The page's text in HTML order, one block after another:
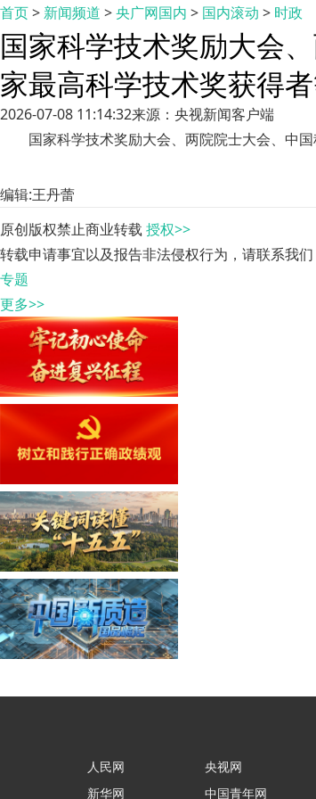
首页> 新闻频道 >央广网国内 > 国内滚动 > 时政
国家科学技术奖励大会
家最高科学技术奖获得
2026-07-08 11:14:32来源：央视新闻客户端
国家科学技术奖励大会、两院院士大会、中
编辑:王丹蕾
原创版权禁止商业转载 授权>>
转载申请事宜以及报告非法侵权行为，请联系我
专题
更多>>
人民网
新华网
央视网
中国青年网